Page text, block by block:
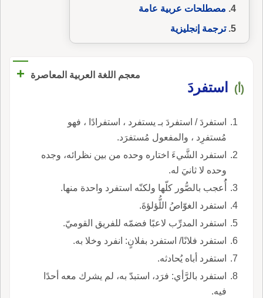
مصطلحات عربية عامة
ترجمة إنجليزية
معجم اللغة العربية المعاصرة +
(أ) استفردَ
استفردَ / استفردَ بـ يستفرد ، استفرادًا ، فهو
مُستفرِد ، والمفعول مُستفرَد.
استفرد الشَّيءَ اختاره وحده من بين نظرائه، وجده
وحده لا ثانيَ له.
أُُعجب بالصُّور كلّها ولكنّه استفرد واحدة منها.
استفرد الغوّاصُ اللُّؤلؤةَ.
استفرد المدرِّب لاعبًا فضمّه للفريق القوميّ.
استفرد فلانًا/ استفرد بفلانٍ: انفرد وخلا به.
استفرد أباه يُحادثه.
استفرد بالرَّأي: فرَد، استبدّ به، لم يشرك معه أحدًا
فيه.